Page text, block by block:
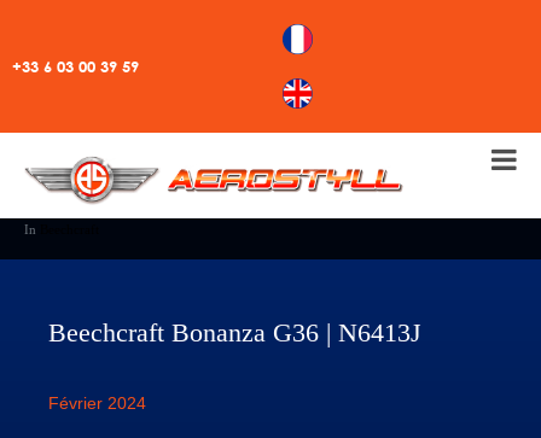
+33 6 03 00 39 59
In
Beechcraft Bonanza G36 | N6413J
Février 2024